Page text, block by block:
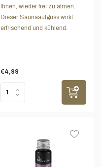
Ihnen, wieder frei zu atmen.
Dieser Saunaaufguss wirkt
erfrischend und kühlend.
€4,99